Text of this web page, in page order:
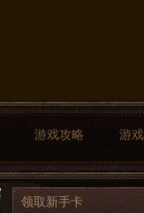
游戏攻略 游
领取新手卡